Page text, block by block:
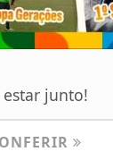
junto!